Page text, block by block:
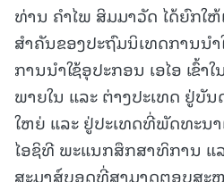
ທ່ານ ຄຳໄພ ສິມມາວັດ ໄດ້ຍົກ
ສຳຄັນຂອງປະຖົມນິເທດການນຳ
ການນຳໃຊ້ອຸປະກອນ ເອໄອ ເຂົ້
ພາຍໃນ ແລະ ຕ່າງປະເທດ ຢູ່ບັນ
ໃຫຍ່ ແລະ ຢູ່ປະເທດທີ່ພັດທະນ
ໄອຊິທີ ພະແນກສຶກສາທິການ ແ
ສະມາສ໌ບອດທີ່ສາມາດຕອບສະ